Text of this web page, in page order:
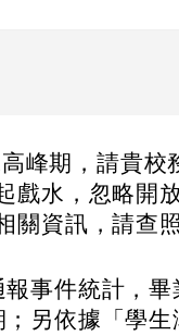
峰期，請貴校
戲水，忽略開
關資訊，請查照
事件統計，
另依據「學